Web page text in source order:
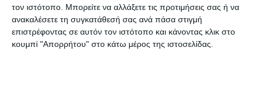
τον ιστότοπο. Μπορείτε να αλλάξετε τις προτιμήσεις σας ή να
ανακαλέσετε τη συγκατάθεσή σας ανά πάσα στιγμή
επιστρέφοντας σε αυτόν τον ιστότοπο και κάνοντας κλικ στο
κουμπί "Απορρήτου" στο κάτω μέρος της ιστοσελίδας.
Η εποχή
Ο κ. Κ. Τσιριγώτης αναφέρθηκε στην κατάλληλη